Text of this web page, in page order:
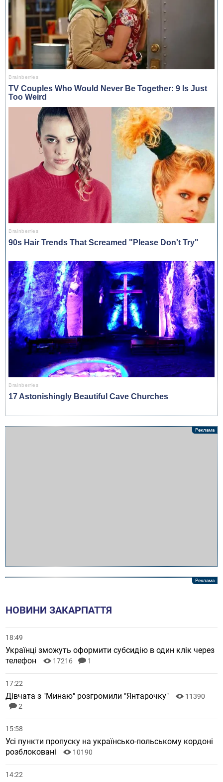
НОВИНИ ЗАКАРПАТТЯ
18:49
Українці зможуть оформити субсидію в один клік через
телефон
17216 1
17:22
Дівчата з "Минаю" розгромили "Янтарочку"
11390
2
15:58
Усі пункти пропуску на українсько-польському кордоні
розблоковані
10190
14:22